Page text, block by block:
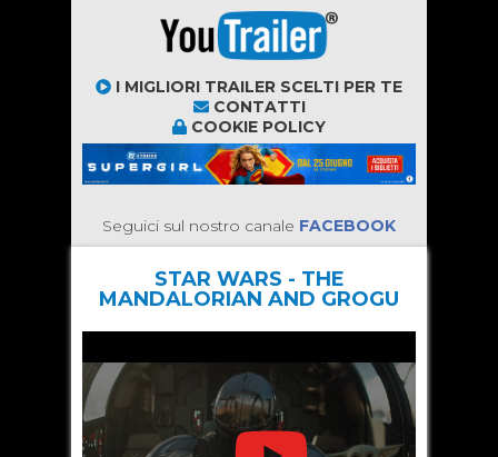
I MIGLIORI TRAILER SCELTI PER TE
CONTATTI
COOKIE POLICY
Seguici sul nostro canale FACEBOOK
STAR WARS - THE
MANDALORIAN AND GROGU